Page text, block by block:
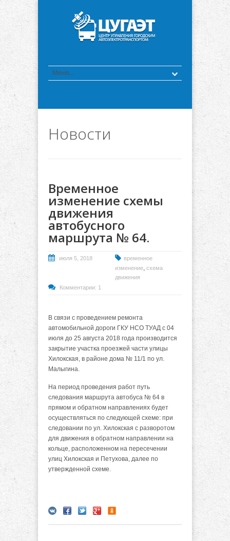
Новости
Временное
изменение схемы
движения
автобусного
маршрута № 64.
июля 5, 2018
временное
изменение, схема
движения
Комментарии: 1
В связи с проведением ремонта
автомобильной дороги ГКУ НСО ТУАД с 04
июля до 25 августа 2018 года производится
закрытие участка проезжей части улицы
Хилокская, в районе дома № 11/1 по ул.
Малыгина.
На период проведения работ путь
следования маршрута автобуса № 64 в
прямом и обратном направлениях будет
осуществляться по следующей схеме: при
следовании по ул. Хилокская с разворотом
для движения в обратном направлении на
кольце, расположенном на пересечении
улиц Хилокская и Петухова, далее по
утвержденной схеме.